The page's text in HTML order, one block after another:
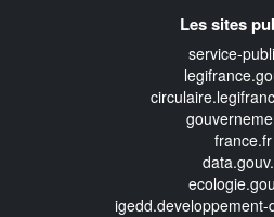
Les sites
service-
france.fr
igedd.developpement-